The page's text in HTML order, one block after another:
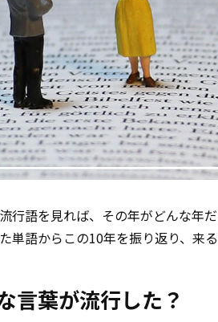
行語を見れば、その年がどんな年
単語からこの10年を振り返り、来
言葉が流行した？